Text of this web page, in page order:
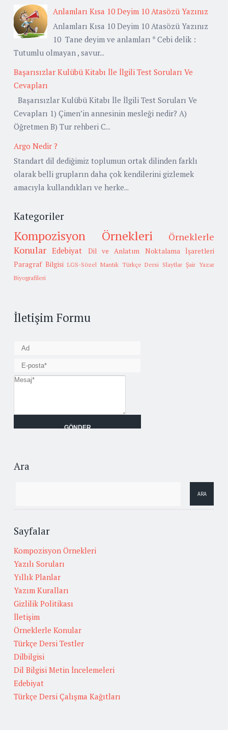
Anlamları Kısa 10 Deyim 10 Atasözü Yazınız
Anlamları Kısa 10 Deyim 10 Atasözü Yazınız
10 Tane deyim ve anlamları * Cebi delik :
Tutumlu olmayan , savur...
Başarısızlar Kulübü Kitabı İle İlgili Test Soruları Ve
Cevapları
Başarısızlar Kulübü Kitabı İle İlgili Test Soruları Ve
Cevapları 1) Çimen’in annesinin mesleği nedir? A)
Öğretmen B) Tur rehberi C...
Argo Nedir ?
Standart dil dediğimiz toplumun ortak dilinden farklı
olarak belli grupların daha çok kendilerini gizlemek
amacıyla kullandıkları ve herke...
Kategoriler
Kompozisyon Örnekleri
Örneklerle
Konular Edebiyat Dil ve Anlatım
Noktalama İşaretleri
Paragraf Bilgisi LGS-Sözel Mantık Türkçe Dersi Slaytlar Şair Yazar
Biyografileri
İletişim Formu
Ara
Sayfalar
Kompozisyon Örnekleri
Yazılı Soruları
Yıllık Planlar
Yazım Kuralları
Gizlilik Politikası
İletişim
Örneklerle Konular
Türkçe Dersi Testler
Dilbilgisi
Dil Bilgisi Metin İncelemeleri
Edebiyat
Türkçe Dersi Çalışma Kağıtları